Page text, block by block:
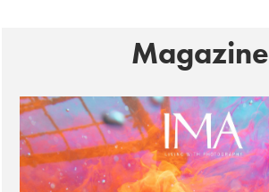
Magazine